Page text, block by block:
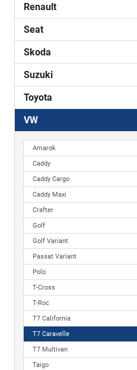
Renault
Seat
Skoda
Suzuki
Toyota
VW
Amarok
Caddy
Caddy Cargo
Caddy Maxi
Crafter
Golf
Golf Variant
Passat Variant
Polo
T-Cross
T-Roc
T7 California
T7 Caravelle
T7 Multivan
Taigo